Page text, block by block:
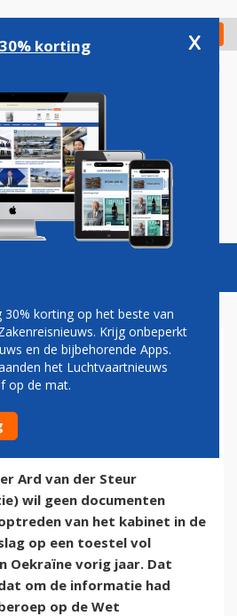
Check in
Podcasts Vacatures
Ard van der Steur
wil geen documenten
van het kabinet in de
op een toestel vol
Oekraïne vorig jaar. Dat
om de informatie had
op de Wet
korting x
korting op het beste van
Krijg onbeperkt
en de bijbehorende Apps.
het Luchtvaartnieuws
op de mat.